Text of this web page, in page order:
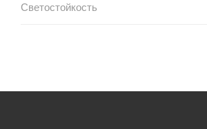
Светостойкость